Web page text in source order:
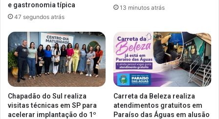
e gastronomia típica
47 segundos atrás
13 minutos atrás
Chapadão do Sul realiza
visitas técnicas em SP para
acelerar implantação do 1º
Carreta da Beleza realiza
atendimentos gratuitos em
Paraíso das Águas em alusão